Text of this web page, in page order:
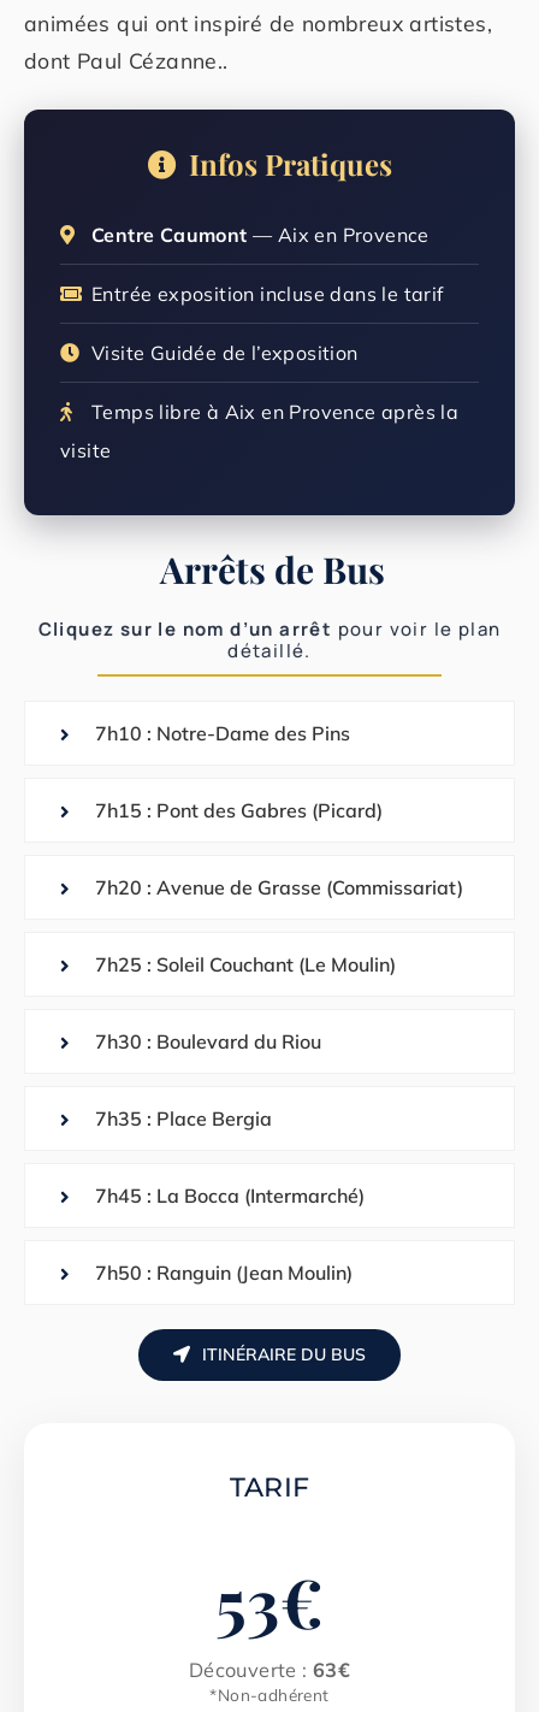
animées qui ont inspiré de nombreux artistes,
dont Paul Cézanne..
Infos Pratiques
Centre Caumont — Aix en Provence
Entrée exposition incluse dans le tarif
Visite Guidée de l’exposition
Temps libre à Aix en Provence après la
visite
Arrêts de Bus
Cliquez sur le nom d’un arrêt pour voir le plan
détaillé.
7h10 : Notre-Dame des Pins
7h15 : Pont des Gabres (Picard)
7h20 : Avenue de Grasse (Commissariat)
7h25 : Soleil Couchant (Le Moulin)
7h30 : Boulevard du Riou
7h35 : Place Bergia
7h45 : La Bocca (Intermarché)
7h50 : Ranguin (Jean Moulin)
ITINÉRAIRE DU BUS
TARIF
53€
Découverte : 63€
*Non-adhérent